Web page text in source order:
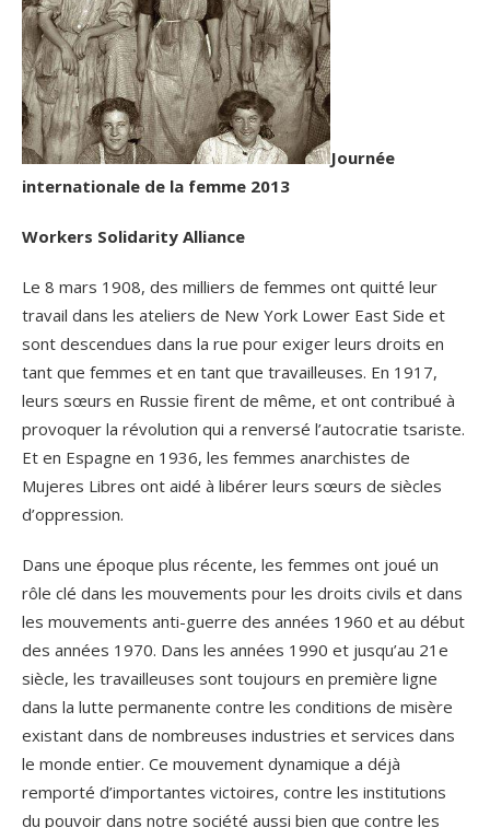
Journée
internationale de la femme 2013
Workers Solidarity Alliance
Le 8 mars 1908, des milliers de femmes ont quitté leur
travail dans les ateliers de New York Lower East Side et
sont descendues dans la rue pour exiger leurs droits en
tant que femmes et en tant que travailleuses. En 1917,
leurs sœurs en Russie firent de même, et ont contribué à
provoquer la révolution qui a renversé l’autocratie tsariste.
Et en Espagne en 1936, les femmes anarchistes de
Mujeres Libres ont aidé à libérer leurs sœurs de siècles
d’oppression.
Dans une époque plus récente, les femmes ont joué un
rôle clé dans les mouvements pour les droits civils et dans
les mouvements anti-guerre des années 1960 et au début
des années 1970. Dans les années 1990 et jusqu’au 21 e
siècle, les travailleuses sont toujours en première ligne
dans la lutte permanente contre les conditions de misère
existant dans de nombreuses industries et services dans
le monde entier. Ce mouvement dynamique a déjà
remporté d’importantes victoires, contre les institutions
du pouvoir dans notre société aussi bien que contre les